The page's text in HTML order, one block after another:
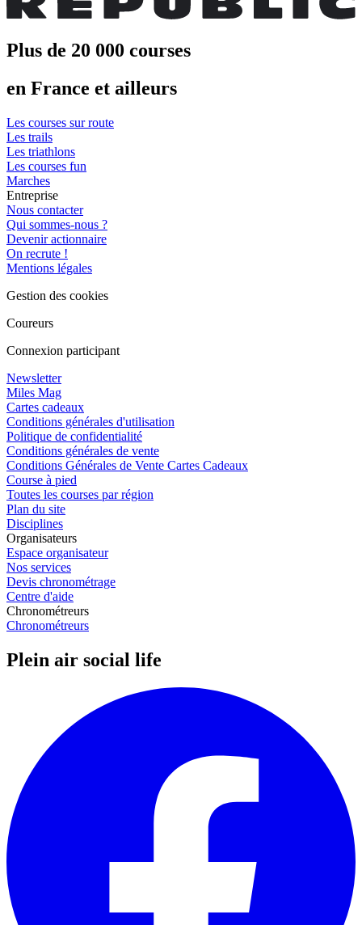
Plus de 20 000 courses
en France et ailleurs
Les courses sur route
Les trails
Les triathlons
Les courses fun
Marches
Entreprise
Nous contacter
Qui sommes-nous ?
Devenir actionnaire
On recrute !
Mentions légales
Gestion des cookies
Coureurs
Connexion participant
Newsletter
Miles Mag
Cartes cadeaux
Conditions générales d'utilisation
Politique de confidentialité
Conditions générales de vente
Conditions Générales de Vente Cartes Cadeaux
Course à pied
Toutes les courses par région
Plan du site
Disciplines
Organisateurs
Espace organisateur
Nos services
Devis chronométrage
Centre d'aide
Chronométreurs
Chronométreurs
Plein air social life